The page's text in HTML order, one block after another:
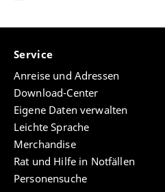
Service
Anreise und Adressen
Download-Center
Eigene Daten verwalten
Leichte Sprache
Merchandise
Rat und Hilfe in Notfällen
Personensuche